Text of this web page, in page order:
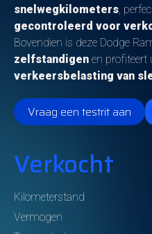
snelwegkilometers ,
gecontroleerd voor
Bovendien is deze Dodge
zelfstandigen en profiteert
verkeersbelasting van
Vraag een testrit aan
Verkocht
Kilometerstand
Vermogen